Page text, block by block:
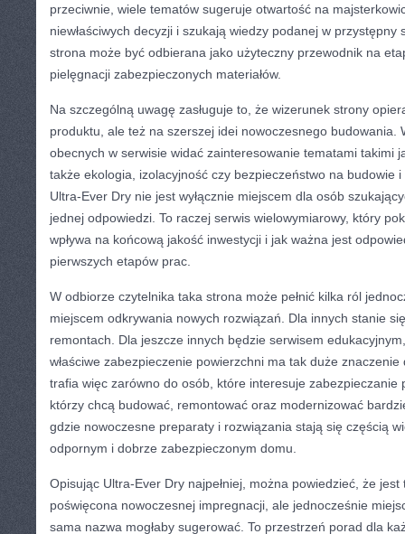
przeciwnie, wiele tematów sugeruje otwartość na
niewłaściwych decyzji i szukają wiedzy podanej w przystępny
strona może być odbierana jako użyteczny przewodnik na
pielęgnacji zabezpieczonych materiałów.
Na szczególną uwagę zasługuje to, że wizerunek strony
produktu, ale też na szerszej idei nowoczesnego budowania.
obecnych w serwisie widać zainteresowanie tematami takimi
także ekologia, izolacyjność czy bezpieczeństwo na budowie
Ultra-Ever Dry nie jest wyłącznie miejscem dla osób
jednej odpowiedzi. To raczej serwis wielowymiarowy, który
wpływa na końcową jakość inwestycji i jak ważna jest
pierwszych etapów prac.
W odbiorze czytelnika taka strona może pełnić kilka ról
miejscem odkrywania nowych rozwiązań. Dla innych stanie
remontach. Dla jeszcze innych będzie serwisem
właściwe zabezpieczenie powierzchni ma tak duże znaczenie
trafia więc zarówno do osób, które interesuje zabezpieczanie
którzy chcą budować, remontować oraz modernizować
gdzie nowoczesne preparaty i rozwiązania stają się częścią
odpornym i dobrze zabezpieczonym domu.
Opisując Ultra-Ever Dry najpełniej, można powiedzieć, że
poświęcona nowoczesnej impregnacji, ale jednocześnie
sama nazwa mogłaby sugerować. To przestrzeń porad dla